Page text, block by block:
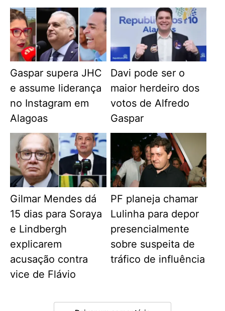
Gaspar supera JHC
e assume liderança
no Instagram em
Alagoas
Davi pode ser o
maior herdeiro dos
votos de Alfredo
Gaspar
Gilmar Mendes dá
15 dias para Soraya
e Lindbergh
explicarem
acusação contra
vice de Flávio
PF planeja chamar
Lulinha para depor
presencialmente
sobre suspeita de
tráfico de influência